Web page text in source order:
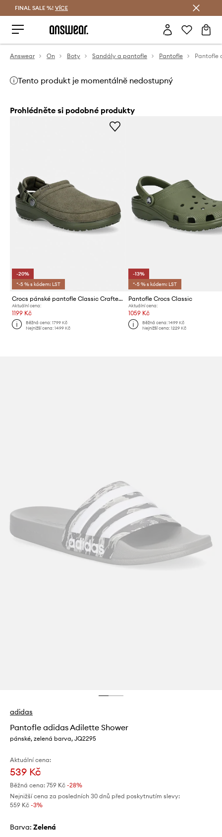
FINAL SALE %! VÍCE
Answear On Boty Sandály a pantofle Pantofle Pantofle
Tento produkt je momentálně nedostupný
Prohlédněte si podobné produkty
-20%
*-5 % s kódem: LST
Crocs pánské pantofle Classic Crafted Vegan Suede Cg
Aktuální cena:
1199 Kč
Běžná cena:1799 Kč
Nejnižší cena:1499 Kč
-13%
*-5 % s kódem: LST
Pantofle Crocs Classic
Aktuální cena:
1059 Kč
Běžná cena: 1499 Kč
Nejnižší cena: 1229 Kč
adidas
Pantofle adidas Adilette Shower
pánské, zelená barva, JQ2295
Aktuální cena:
539 Kč
Běžná cena: 759 Kč -28%
Nejnižší cena za posledních 30 dnů před poskytnutím slevy:
559 Kč -3%
Barva: zelená